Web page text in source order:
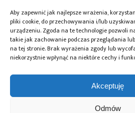
Aby zapewnić jak najlepsze wrażenia,
pliki cookie, do przechowywania i/lub
urządzeniu. Zgoda na te technologie pozwoli
takie jak zachowanie podczas przeglądania
na tej stronie. Brak wyrażenia zgody lub
niekorzystnie wpłynąć na niektóre cechy i
Akceptuję
Odmów